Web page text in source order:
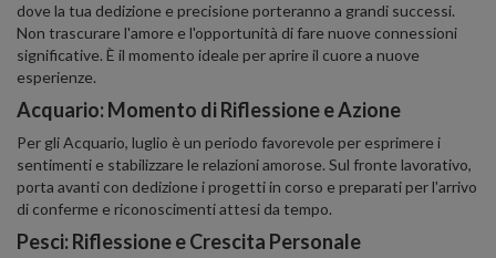
dove la tua dedizione e precisione porteranno a grandi successi.
Non trascurare l'amore e l'opportunità di fare nuove connessioni
significative. È il momento ideale per aprire il cuore a nuove
esperienze.
Acquario: Momento di Riflessione e Azione
Per gli Acquario, luglio è un periodo favorevole per esprimere i
sentimenti e stabilizzare le relazioni amorose. Sul fronte lavorativo,
porta avanti con dedizione i progetti in corso e preparati per l'arrivo
di conferme e riconoscimenti attesi da tempo.
Pesci: Riflessione e Crescita Personale